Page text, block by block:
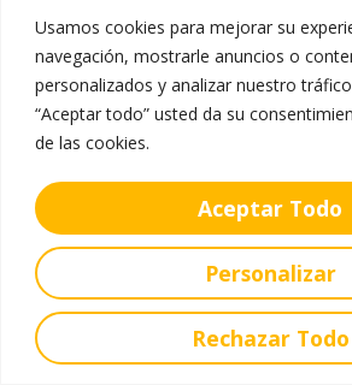
Usamos cookies para mejorar su
navegación, mostrarle anuncios o
personalizados y analizar nuestro
“Aceptar todo” usted da su
de las cookies.
Personalizar
Rechazar Todo
Aceptar Todo